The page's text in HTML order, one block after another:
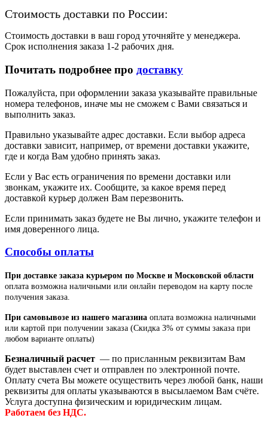
Стоимость доставки по России:
Стоимость доставки в ваш город уточняйте у менеджера.
Срок исполнения заказа 1-2 рабочих дня.
Почитать подробнее про доставку
Пожалуйста, при оформлении заказа указывайте правильные
номера телефонов, иначе мы не сможем с Вами связаться и
выполнить заказ.
Правильно указывайте адрес доставки. Если выбор адреса
доставки зависит, например, от времени доставки укажите,
где и когда Вам удобно принять заказ.
Если у Вас есть ограничения по времени доставки или
звонкам, укажите их. Сообщите, за какое время перед
доставкой курьер должен Вам перезвонить.
Если принимать заказ будете не Вы лично, укажите телефон и
имя доверенного лица.
Способы оплаты
При доставке заказа курьером по Москве и Московской области
оплата возможна наличными или онлайн переводом на карту после
получения заказа.
При самовывозе из нашего магазина оплата возможна наличными
или картой при получении заказа (Скидка 3% от суммы заказа при
любом варианте оплаты)
Безналичный расчет — по присланным реквизитам Вам
будет выставлен счет и отправлен по электронной почте.
Оплату счета Вы можете осуществить через любой банк, наши
реквизиты для оплаты указываются в высылаемом Вам счёте.
Услуга доступна физическим и юридическим лицам.
Работаем без НДС.